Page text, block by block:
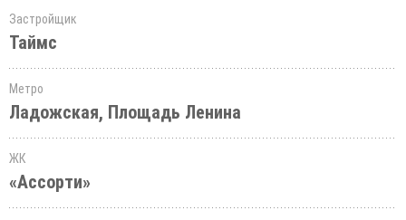
Застройщик
Таймс
Метро
Ладожская, Площадь Ленина
ЖК
«Ассорти»